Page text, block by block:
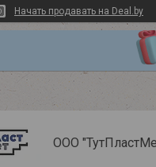
Начать продавать на Deal.by
ООО